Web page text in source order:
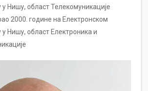
у Нишу, област Телекомуникације
2000. године на Електронском
у Нишу, област Електроника и